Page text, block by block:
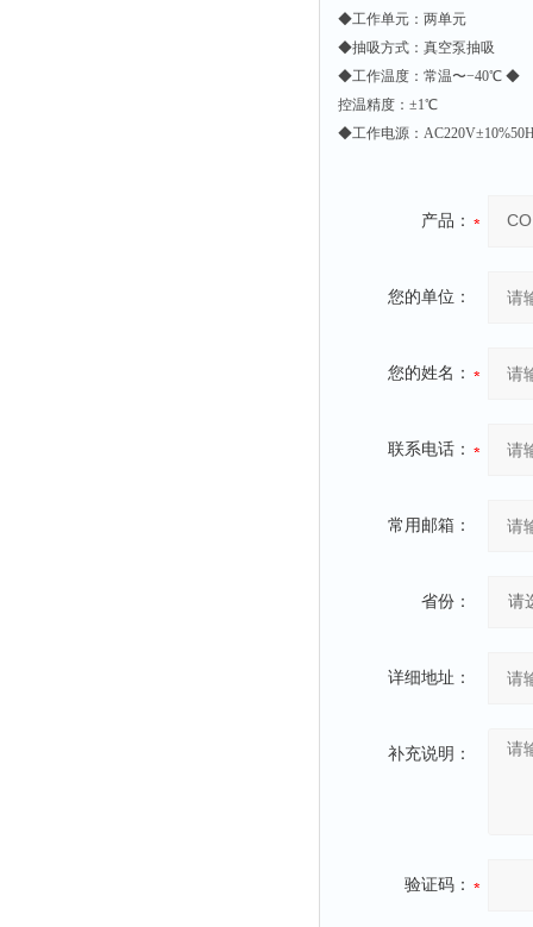
◆⼯作单元：两单元
◆抽吸⽅式：真空泵抽吸
◆⼯作温度：常温〜−40℃ ◆
控温精度：±1℃
◆⼯作电源：
产品：
您的单位：
您的姓名：
联系电话：
常用邮箱：
省份：
详细地址：
补充说明：
验证码：